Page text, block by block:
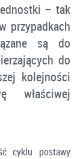
– tak
przypadkach
są do
do
kolejności
właściwej
cyklu postawy